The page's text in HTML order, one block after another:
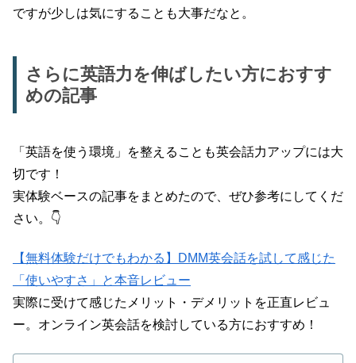
ですが少しは気にすることも大事だなと。
さらに英語力を伸ばしたい方におすす
めの記事
「英語を使う環境」を整えることも英会話力アップには大
切です！
実体験ベースの記事をまとめたので、ぜひ参考にしてくだ
さい。👇
【無料体験だけでもわかる】DMM英会話を試して感じた
「使いやすさ」と本音レビュー
実際に受けて感じたメリット・デメリットを正直レビュ
ー。オンライン英会話を検討している方におすすめ！